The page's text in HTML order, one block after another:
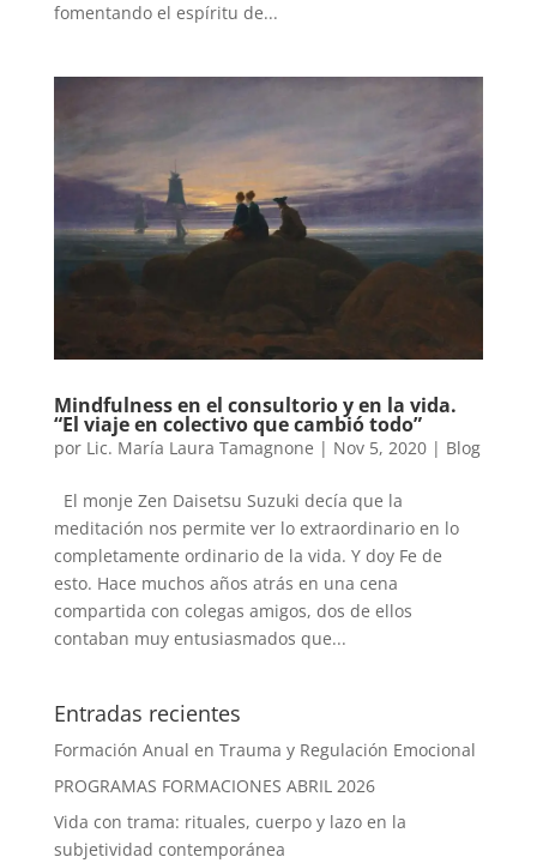
fomentando el espíritu de...
Mindfulness en el consultorio y en la vida.
“El viaje en colectivo que cambió todo”
por Lic. María Laura Tamagnone | Nov 5, 2020| Blog
El monje Zen Daisetsu Suzuki decía que la
meditación nos permite ver lo extraordinario en lo
completamente ordinario de la vida. Y doy Fe de
esto. Hace muchos años atrás en una cena
compartida con colegas amigos, dos de ellos
contaban muy entusiasmados que...
Entradas recientes
Formación Anual en Trauma y Regulación Emocional
PROGRAMAS FORMACIONES ABRIL 2026
Vida con trama: rituales, cuerpo y lazo en la
subjetividad contemporánea